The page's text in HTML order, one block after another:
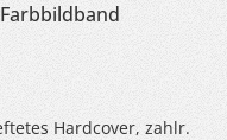
Hardcover, zahlr.